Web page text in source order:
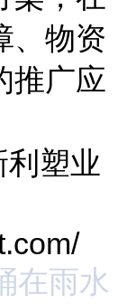
、物资
推广应
塑业
在雨水